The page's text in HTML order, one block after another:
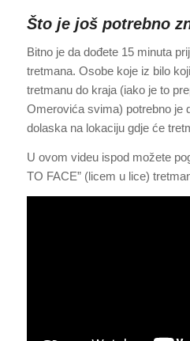
Što je još potrebno
Bitno je da dođete 15 minuta
tretmana. Osobe koje iz bilo
tretmanu do kraja (iako je to
Omerovića svima) potrebno je
dolaska na lokaciju gdje će
U ovom videu ispod možete
TO FACE” (licem u lice)